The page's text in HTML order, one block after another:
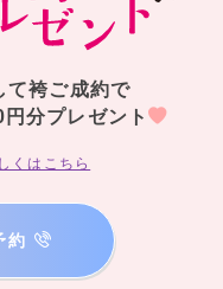
て袴ご成約で
分プレゼント
くはこちら
約